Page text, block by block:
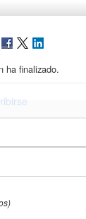
ha finalizado.